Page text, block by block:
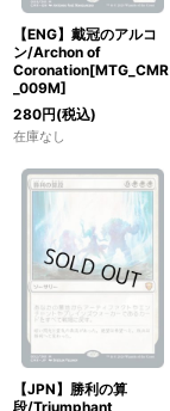
【ENG】戴冠のアルコ
ン/Archon of
Coronation[MTG_CMR
_009M]
280円(税込)
在庫なし
【JPN】勝利の算
段/Triumphant